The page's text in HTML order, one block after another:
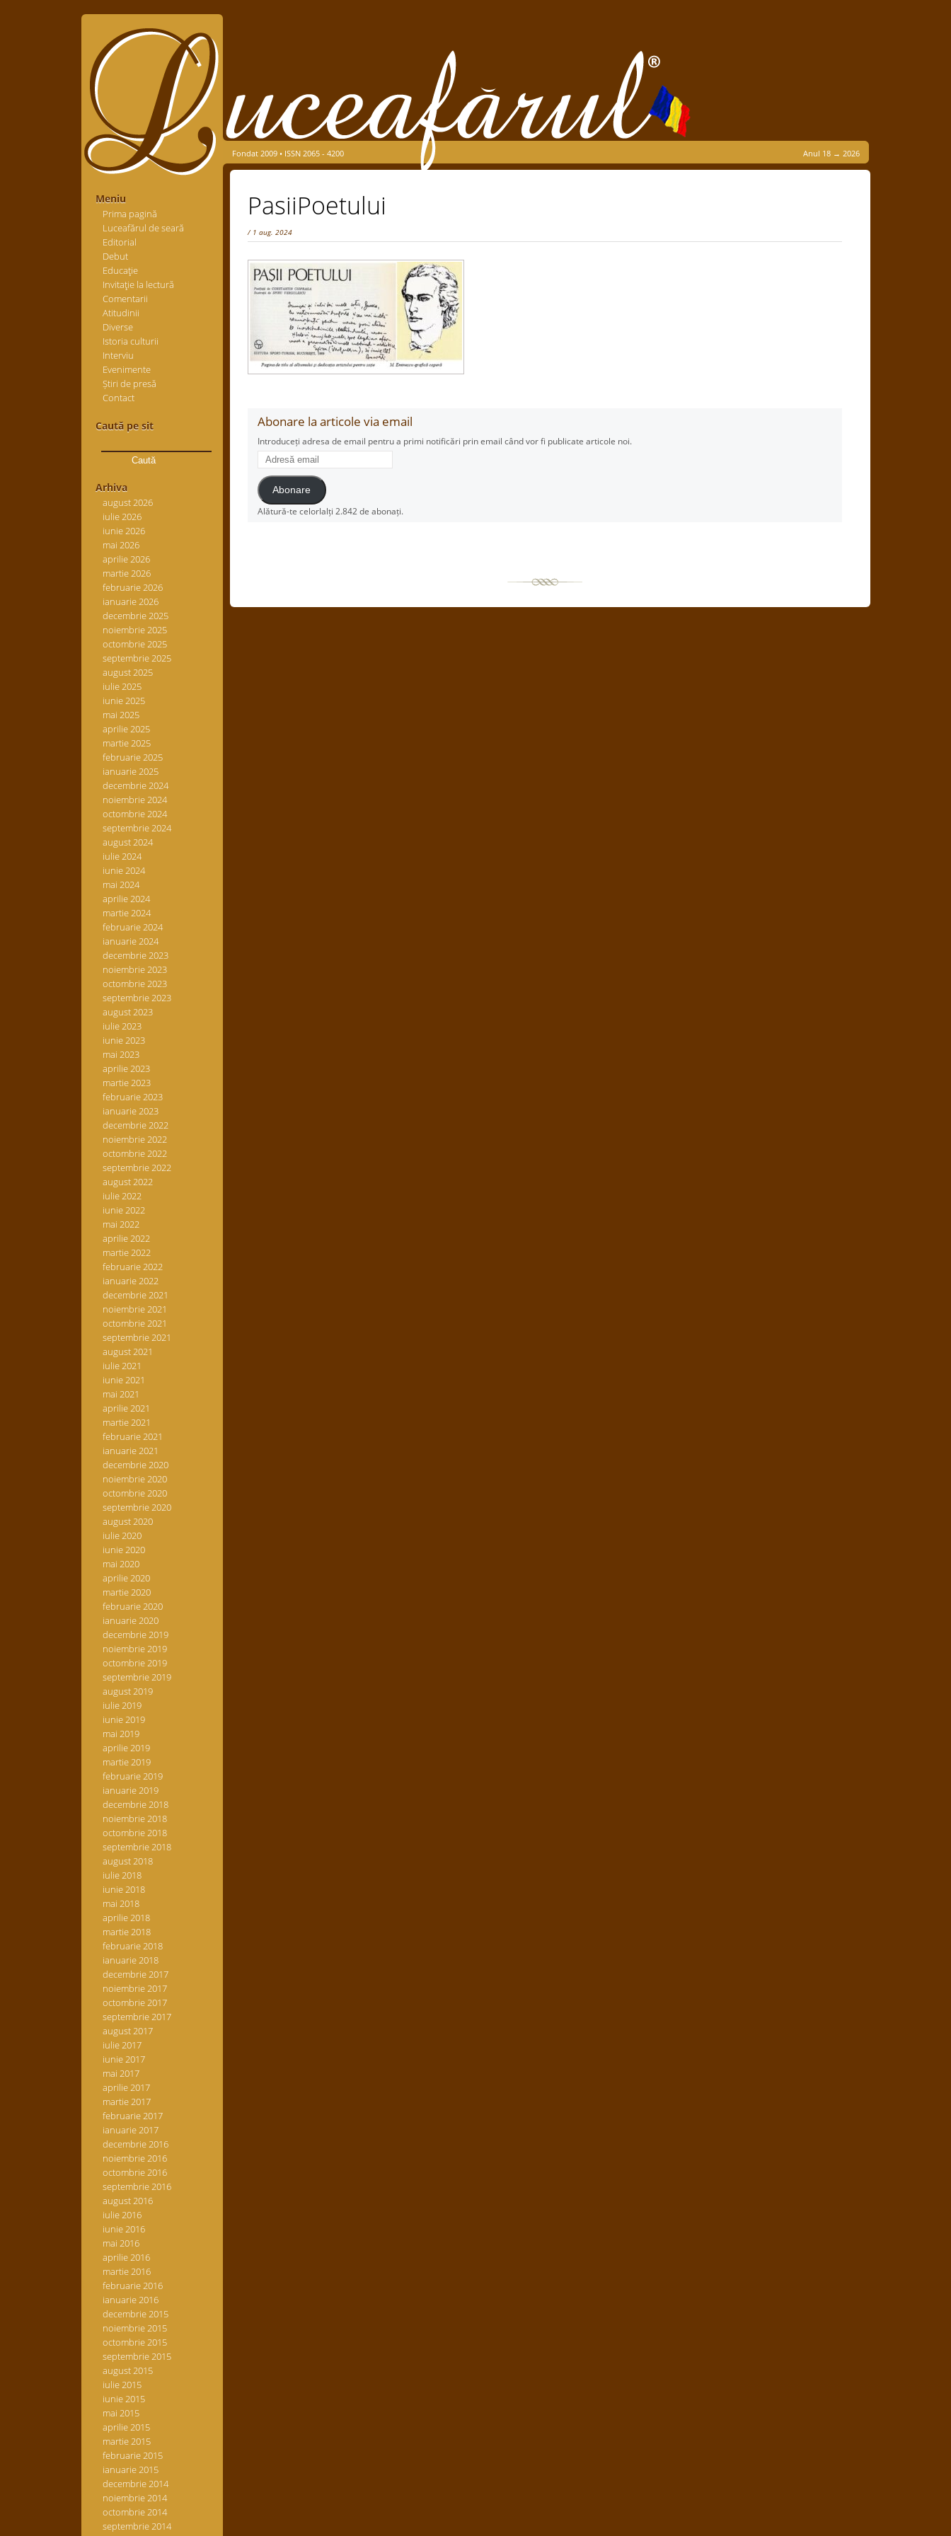
Meniu
Prima pagină
Luceafărul de seară
Editorial
Debut
Educaţie
Invitaţie la lectură
Comentarii
Atitudinii
Diverse
Istoria culturii
Interviu
Evenimente
Știri de presă
Contact
Caută pe sit
după:
Arhiva
august 2026
iulie 2026
iunie 2026
mai 2026
aprilie 2026
martie 2026
februarie 2026
ianuarie 2026
decembrie 2025
noiembrie 2025
octombrie 2025
septembrie 2025
august 2025
iulie 2025
iunie 2025
mai 2025
aprilie 2025
martie 2025
februarie 2025
ianuarie 2025
decembrie 2024
noiembrie 2024
octombrie 2024
septembrie 2024
august 2024
iulie 2024
iunie 2024
mai 2024
aprilie 2024
martie 2024
februarie 2024
ianuarie 2024
decembrie 2023
noiembrie 2023
octombrie 2023
septembrie 2023
august 2023
iulie 2023
iunie 2023
mai 2023
aprilie 2023
martie 2023
februarie 2023
ianuarie 2023
decembrie 2022
noiembrie 2022
octombrie 2022
septembrie 2022
august 2022
iulie 2022
iunie 2022
mai 2022
aprilie 2022
martie 2022
februarie 2022
ianuarie 2022
decembrie 2021
noiembrie 2021
octombrie 2021
septembrie 2021
august 2021
iulie 2021
iunie 2021
mai 2021
aprilie 2021
martie 2021
februarie 2021
ianuarie 2021
decembrie 2020
noiembrie 2020
octombrie 2020
septembrie 2020
august 2020
iulie 2020
iunie 2020
mai 2020
aprilie 2020
martie 2020
februarie 2020
ianuarie 2020
decembrie 2019
noiembrie 2019
octombrie 2019
septembrie 2019
august 2019
iulie 2019
iunie 2019
mai 2019
aprilie 2019
martie 2019
februarie 2019
ianuarie 2019
decembrie 2018
noiembrie 2018
octombrie 2018
septembrie 2018
august 2018
iulie 2018
iunie 2018
mai 2018
aprilie 2018
martie 2018
februarie 2018
ianuarie 2018
decembrie 2017
noiembrie 2017
octombrie 2017
septembrie 2017
august 2017
iulie 2017
iunie 2017
mai 2017
aprilie 2017
martie 2017
februarie 2017
ianuarie 2017
decembrie 2016
noiembrie 2016
octombrie 2016
septembrie 2016
august 2016
iulie 2016
iunie 2016
mai 2016
aprilie 2016
martie 2016
februarie 2016
ianuarie 2016
decembrie 2015
noiembrie 2015
octombrie 2015
septembrie 2015
august 2015
iulie 2015
iunie 2015
mai 2015
aprilie 2015
martie 2015
februarie 2015
ianuarie 2015
decembrie 2014
noiembrie 2014
octombrie 2014
septembrie 2014
Fondat 2009 • ISSN 2065 - 4200 Anul 18 → 2026
PasiiPoetului
/ 1 aug. 2024
Abonare la articole via email
Introduceți adresa de email pentru a primi notificări prin email când vor fi publicate articole noi.
Adresă
email
Abonare
Alătură-te celorlalți 2.842 de abonați.